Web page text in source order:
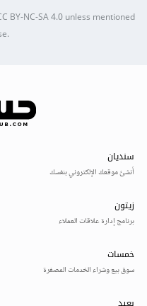
CC BY-NC-SA 4.0unless mentioned